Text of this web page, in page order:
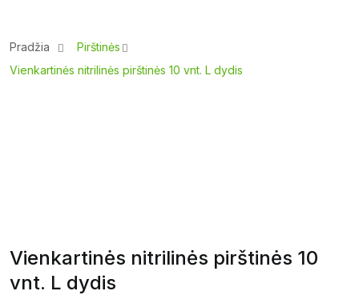
Pradžia
Pirštinės
Vienkartinės nitrilinės pirštinės 10 vnt. L dydis
Vienkartinės nitrilinės pirštinės 10
vnt. L dydis